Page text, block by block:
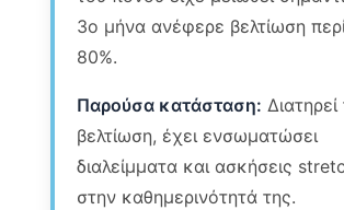
3ο μήνα ανέφερε βελτίωση
80%.
Παρούσα κατάσταση: Διατηρεί
βελτίωση, έχει ενσωματώσει
διαλείμματα και ασκήσεις
στην καθημερινότητά της.